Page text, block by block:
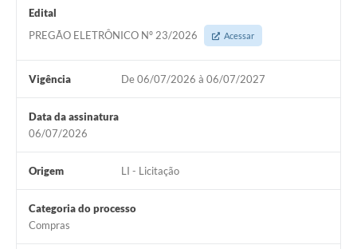
Serviços Online
Telefones Úteis
Enquete
Jornal
Edital
PREGÃO ELETRÔNICO Nº 23/2026
Acessar
Vigência De 06/07/2026 à 06/07/2027
Data da assinatura
06/07/2026
Origem LI - Licitação
Categoria do processo
Compras